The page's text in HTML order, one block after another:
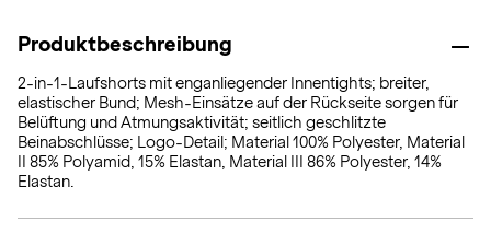
Produktbeschreibung
2-in-1-Laufshorts mit enganliegender Innentights; breiter,
elastischer Bund; Mesh-Einsätze auf der Rückseite sorgen für
Belüftung und Atmungsaktivität; seitlich geschlitzte
Beinabschlüsse; Logo-Detail; Material 100% Polyester, Material
II 85% Polyamid, 15% Elastan, Material III 86% Polyester, 14%
Elastan.